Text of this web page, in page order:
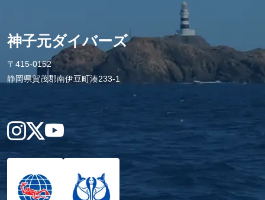
神子元ダイバーズ
〒415-0152
静岡県賀茂郡南伊豆町湊233-1
Instagram